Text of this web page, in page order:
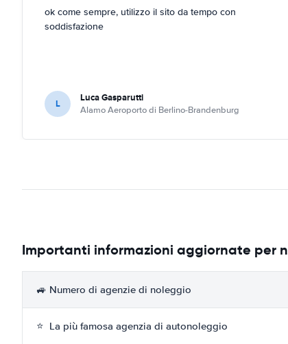
ok come sempre, utilizzo il sito da tempo con
soddisfazione
L Luca Gasparutti
Alamo Aeroporto di Berlino-Brandenburg
Importanti informazioni aggiornate per
🚙 Numero di agenzie di noleggio
⭐ La più famosa agenzia di autonoleggio